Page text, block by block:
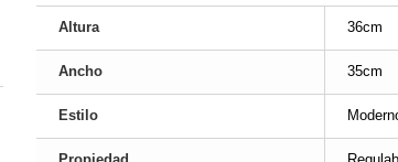
Altura 36cm
Ancho 35cm
Estilo